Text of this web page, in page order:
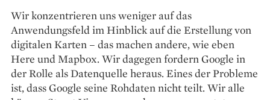
Wir konzentrieren uns weniger auf das
Anwendungsfeld im Hinblick auf die Erstellung von
digitalen Karten – das machen andere, wie eben
Here und Mapbox. Wir dagegen fordern Google in
der Rolle als Datenquelle heraus. Eines der Probleme
ist, dass Google seine Rohdaten nicht teilt. Wir alle